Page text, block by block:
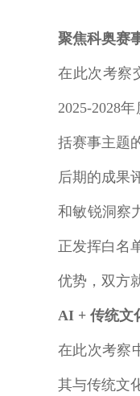
聚焦科奥赛
在此次考察
2025-2028
括赛事主题
后期的成果
和敏锐洞察
正发挥白名
优势，双方
AI + 传统文
在此次考察
其与传统文